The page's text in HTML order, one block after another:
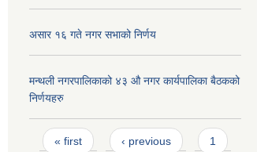
असार १६ गते नगर सभाको निर्णय
मन्थली नगरपालिकाको ४३ औ नगर कार्यपालिका बैठकको
निर्णयहरु
Pages
« first ‹ previous 1